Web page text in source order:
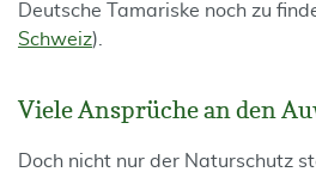
Deutsche Tamariske noch zu
Schweiz).
Viele Ansprüche an den
Doch nicht nur der Naturschutz